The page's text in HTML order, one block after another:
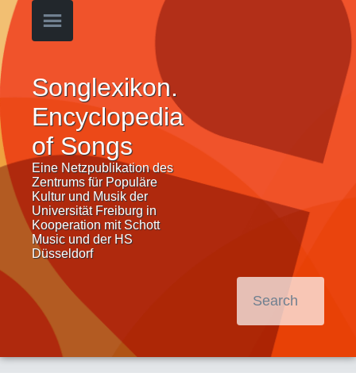
Songlexikon.
Encyclopedia
of Songs
Eine Netzpublikation des
Zentrums für Populäre
Kultur und Musik der
Universität Freiburg in
Kooperation mit Schott
Music und der HS
Düsseldorf